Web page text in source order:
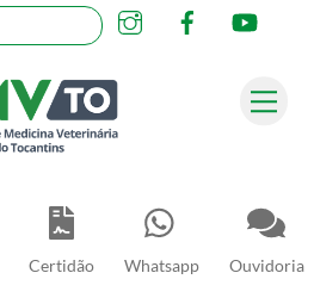
Certidão Whatsapp Ouvidoria
InstagramFacebook